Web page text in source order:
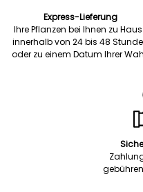
Express-Lieferung
Ihre Pflanzen bei Ihnen zu
innerhalb von 24 bis 48
oder zu einem Datum Ihrer